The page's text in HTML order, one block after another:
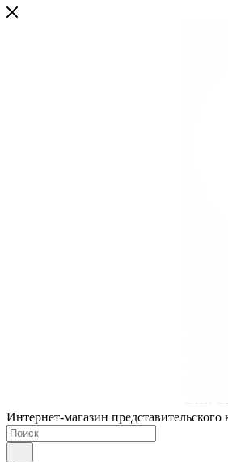
Интернет-магазин представительского